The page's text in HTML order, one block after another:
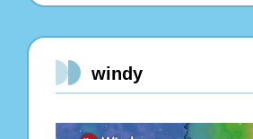
windy